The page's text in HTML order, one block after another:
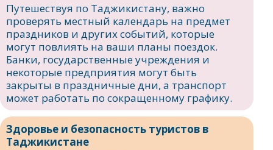
Путешествуя по Таджикистану, важно
проверять местный календарь на предмет
праздников и других событий, которые
могут повлиять на ваши планы поездок.
Банки, государственные учреждения и
некоторые предприятия могут быть
закрыты в праздничные дни, а транспорт
может работать по сокращенному графику.
Здоровье и безопасность туристов в
Таджикистане